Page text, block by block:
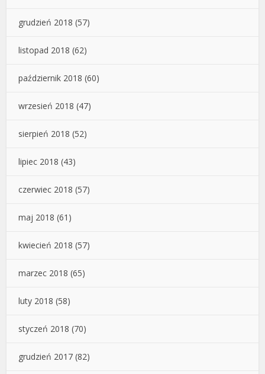
grudzień 2018 (57)
listopad 2018 (62)
październik 2018 (60)
wrzesień 2018 (47)
sierpień 2018 (52)
lipiec 2018 (43)
czerwiec 2018 (57)
maj 2018 (61)
kwiecień 2018 (57)
marzec 2018 (65)
luty 2018 (58)
styczeń 2018 (70)
grudzień 2017 (82)